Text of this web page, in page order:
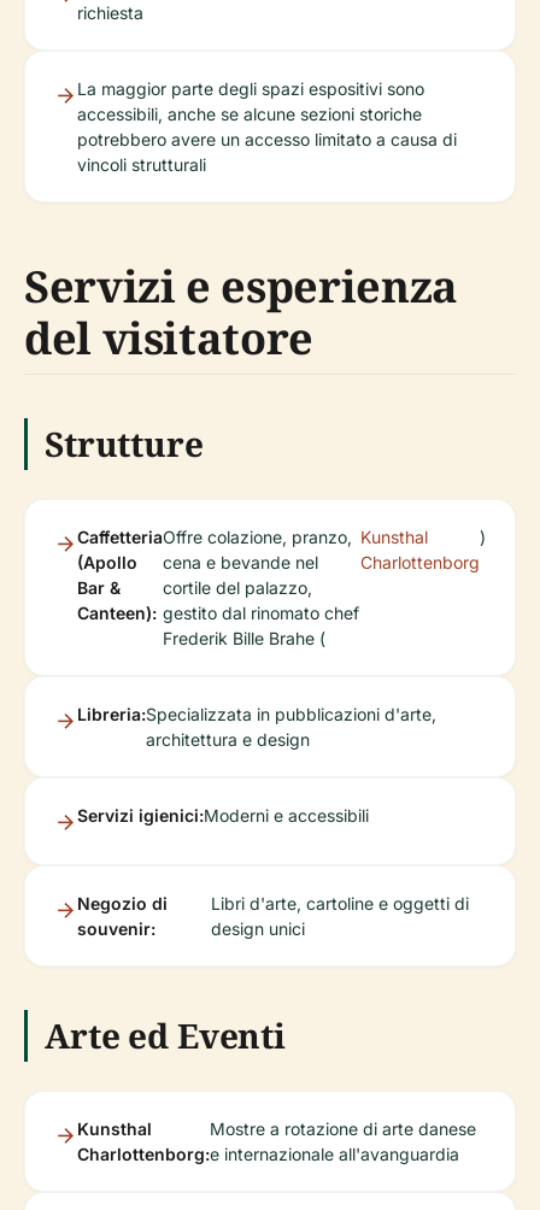
richiesta
La maggior parte degli spazi espositivi sono
accessibili, anche se alcune sezioni storiche
potrebbero avere un accesso limitato a causa di
vincoli strutturali
Servizi e esperienza
del visitatore
Strutture
Caffetteria
(Apollo
Bar &
Canteen):
Offre colazione, pranzo,
cena e bevande nel
cortile del palazzo,
gestito dal rinomato chef
Frederik Bille Brahe (
Kunsthal
Charlottenborg
)
Libreria:Specializzata in pubblicazioni d'arte,
architettura e design
Servizi igienici:Moderni e accessibili
Negozio di
souvenir:
Libri d'arte, cartoline e oggetti di
design unici
Arte ed Eventi
Kunsthal
Charlottenborg:
Mostre a rotazione di arte danese
e internazionale all'avanguardia